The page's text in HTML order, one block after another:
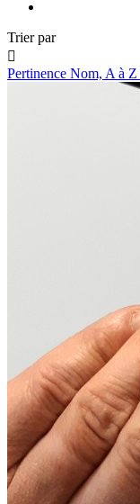
Trier par

Pertinence Nom, A à Z